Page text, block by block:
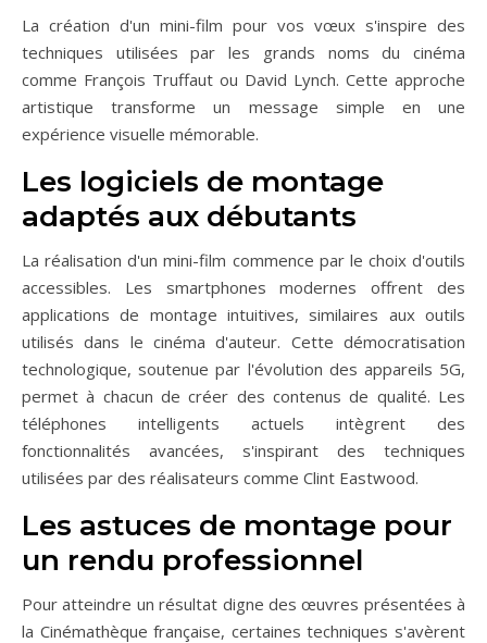
La création d'un mini-film pour vos vœux s'inspire des
techniques utilisées par les grands noms du cinéma
comme François Truffaut ou David Lynch. Cette approche
artistique transforme un message simple en une
expérience visuelle mémorable.
Les logiciels de montage
adaptés aux débutants
La réalisation d'un mini-film commence par le choix d'outils
accessibles. Les smartphones modernes offrent des
applications de montage intuitives, similaires aux outils
utilisés dans le cinéma d'auteur. Cette démocratisation
technologique, soutenue par l'évolution des appareils 5G,
permet à chacun de créer des contenus de qualité. Les
téléphones intelligents actuels intègrent des
fonctionnalités avancées, s'inspirant des techniques
utilisées par des réalisateurs comme Clint Eastwood.
Les astuces de montage pour
un rendu professionnel
Pour atteindre un résultat digne des œuvres présentées à
la Cinémathèque française, certaines techniques s'avèrent